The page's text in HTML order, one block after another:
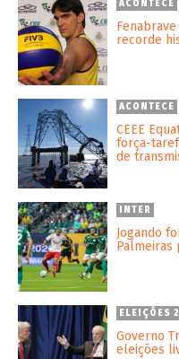
ACONTECE
recorde
ACONTECE
CEEE
força-
de
INTER
Jogando
Palmeiras
ELEIÇÕES
Governo
eleições